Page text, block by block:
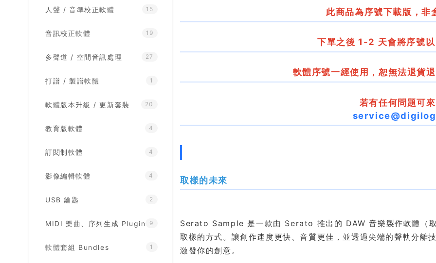
人聲 / 音準校正軟體 15
音訊校正軟體 19
多聲道 / 空間音訊處理 27
打譜 / 製譜軟體 1
軟體版本升級 / 更新套裝 20
教育版軟體 4
訂閱制軟體 4
影像編輯軟體 4
USB 鑰匙 2
MIDI 樂曲、序列生成 Plugin 9
軟體套組 Bundles 1
此商品為序號下載版，非
下單之後 1-2 天會將序號
軟體序號一經使用，恕無法退貨
若有任何問題可
取樣的未來
Serato Sample 是一款由 Serato 推出的 DAW 音樂製作軟體（
取樣的方式。讓創作速度更快、音質更佳，並透過尖端的聲軌分離
激發你的創意。